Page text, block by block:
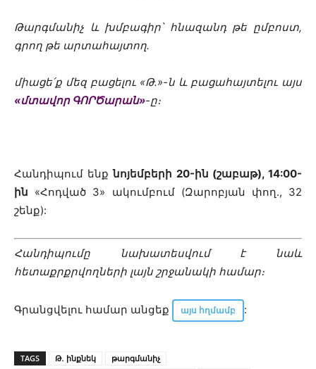
Թարգմանիչ և խմբագիր՝ հնազանդ թե ըմբոստ,
գրող թե արտահայտող.
միացե՛ք մեզ բացելու «Թ․»-ն և բացահայտելու այս
«մտավոր ԳՈՐԾարան»-ը։
Հանդիպում ենք նոյեմբերի 20-ին (շաբաթ), 14:00-
ին «Հոդված 3» ակումբում (Զարոբյան փող., 32
շենք):
Հանդիպումը նախատեսվում է նաև
հետաքրքրվողների լայն շրջանակի համար։
Գրանցվելու համար անցեք այս հղմամբ :
TAGS Թ․ ինքնեկ
թարգմանիչ